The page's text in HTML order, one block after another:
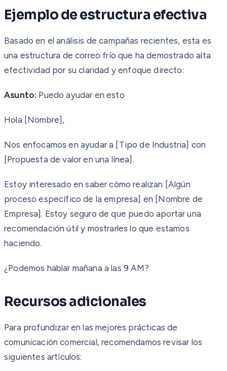
Ejemplo de estructura efectiva
Basado en el análisis de campañas recientes, esta es
una estructura de correo frío que ha demostrado alta
efectividad por su claridad y enfoque directo:
Asunto: Puedo ayudar en esto
Hola [Nombre],
Nos enfocamos en ayudar a [Tipo de Industria] con
[Propuesta de valor en una línea].
Estoy interesado en saber cómo realizan [Algún
proceso específico de la empresa] en [Nombre de
Empresa]. Estoy seguro de que puedo aportar una
recomendación útil y mostrarles lo que estamos
haciendo.
¿Podemos hablar mañana a las 9 AM?
Recursos adicionales
Para profundizar en las mejores prácticas de
comunicación comercial, recomendamos revisar los
siguientes artículos: